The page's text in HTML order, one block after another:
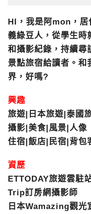
HI，我是阿mon，居
義綠豆人，從學生時
和攝影紀錄，持續尋
景點旅宿給讀者。和
界，好嗎?
興趣
旅遊|日本旅遊|泰國
攝影|美食|風景|人像
住宿|飯店|民宿|背包
資歷
ETTODAY旅遊雲駐
Trip訂房網攝影師
日本Wamazing觀光